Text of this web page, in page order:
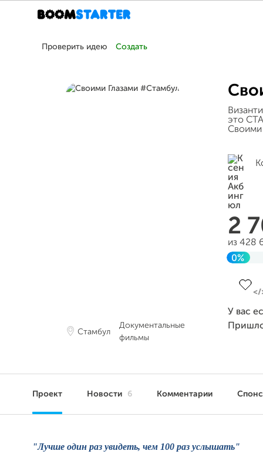
Проверить идею Создать
Стамбул
Документальные
фильмы
это
Своими
2
из 428
0%
У вас
Проект Новости 6 Комментарии
"Лучше один раз увидеть, чем 100 раз услышать"